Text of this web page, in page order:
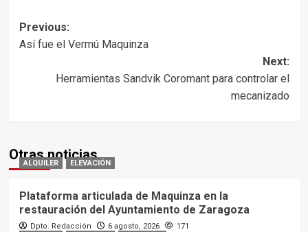
Post
Previous:
Así fue el Vermú Maquinza
Next:
Herramientas Sandvik Coromant para controlar el
mecanizado
Otras noticias
ALQUILER ELEVACIÓN
Plataforma articulada de Maquinza en la
restauración del Ayuntamiento de Zaragoza
Dpto. Redacción 6 agosto, 2026
171